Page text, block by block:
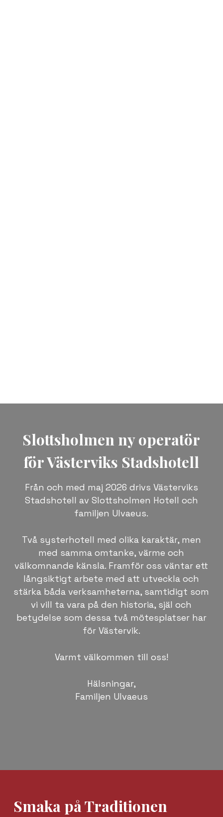
Slottsholmen ny operatör
för Västerviks Stadshotell
Från och med maj 2026 drivs Västerviks
Stadshotell av Slottsholmen Hotell och
familjen Ulvaeus.
Två systerhotell med olika karaktär, men
med samma omtanke, värme och
välkomnande känsla. Framför oss väntar ett
långsiktigt arbete med att utveckla och
stärka båda verksamheterna, samtidigt som
vi vill ta vara på den historia, själ och
betydelse som dessa två mötesplatser har
för Västervik.
Varmt välkommen till oss!
Hälsningar,
Familjen Ulvaeus
Smaka på Traditionen